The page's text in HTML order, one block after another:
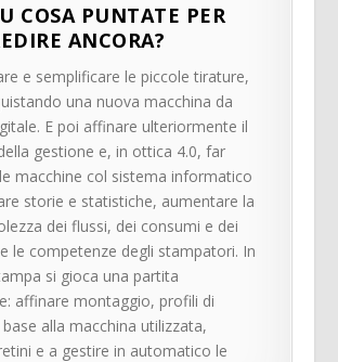
COSA PUNTATE PER
ANCORA?
e semplificare le piccole tirature,
una nuova macchina da
E poi affinare ulteriormente il
gestione e, in ottica 4.0, far
macchine col sistema informatico
storie e statistiche, aumentare la
dei flussi, dei consumi e dei
le competenze degli stampatori. In
si gioca una partita
affinare montaggio, profili di
alla macchina utilizzata,
e a gestire in automatico le